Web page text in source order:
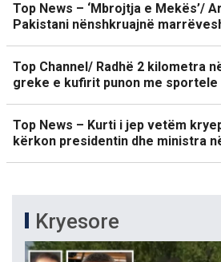
Top News – ‘Mbrojtja e Mekës’/
Pakistani nënshkruajnë
Top Channel/ Radhë 2 kilometra
greke e kufirit punon me
Top News – Kurti i jep vetëm
kërkon presidentin dhe ministra
Kryesore